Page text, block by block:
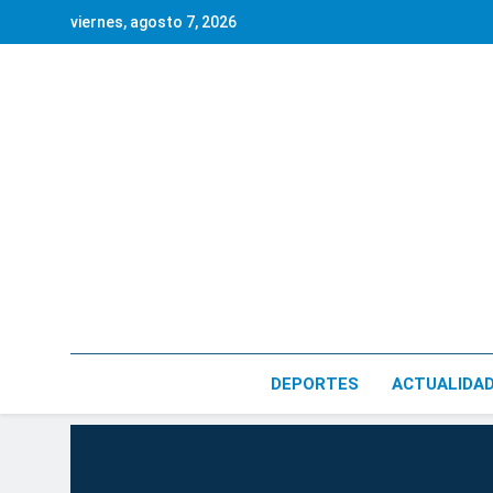
viernes, agosto 7, 2026
DEPORTES